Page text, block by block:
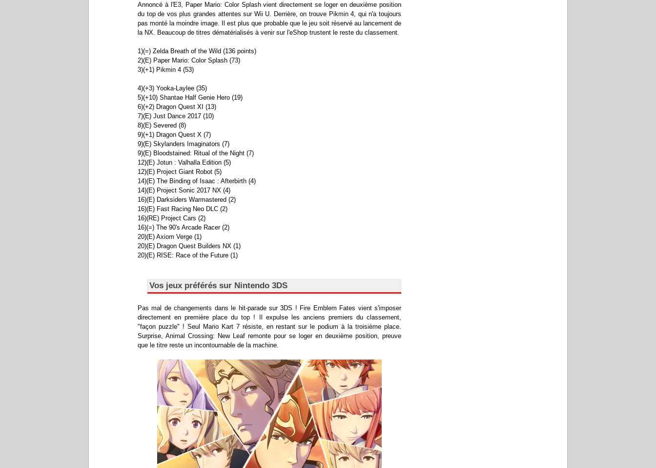
Annoncé à l'E3, Paper Mario: Color Splash vient directement se loger en deuxième position
du top de vos plus grandes attentes sur Wii U. Derrière, on trouve Pikmin 4, qui n'a toujours
pas monté la moindre image. Il est plus que probable que le jeu soit réservé au lancement de
la NX. Beaucoup de titres dématérialisés à venir sur l'eShop trustent le reste du classement.
1)(=) Zelda Breath of the Wild (136 points)
2)(E) Paper Mario: Color Splash (73)
3)(+1) Pikmin 4 (53)
4)(+3) Yooka-Laylee (35)
5)(+10) Shantae Half Genie Hero (19)
6)(+2) Dragon Quest XI (13)
7)(E) Just Dance 2017 (10)
8)(E) Severed (8)
9)(+1) Dragon Quest X (7)
9)(E) Skylanders Imaginators (7)
9)(E) Bloodstained: Ritual of the Night (7)
12)(E) Jotun : Valhalla Edition (5)
12)(E) Project Giant Robot (5)
14)(E) The Binding of Isaac : Afterbirth (4)
14)(E) Project Sonic 2017 NX (4)
16)(E) Darksiders Warmastered (2)
16)(E) Fast Racing Neo DLC (2)
16)(RE) Project Cars (2)
16)(=) The 90's Arcade Racer (2)
20)(E) Axiom Verge (1)
20)(E) Dragon Quest Builders NX (1)
20)(E) RISE: Race of the Future (1)
Vos jeux préférés sur Nintendo 3DS
Pas mal de changements dans le hit-parade sur 3DS ! Fire Emblem Fates vient s'imposer
directement en première place du top ! Il expulse les anciens premiers du classement,
"façon puzzle" ! Seul Mario Kart 7 résiste, en restant sur le podium à la troisième place.
Surprise, Animal Crossing: New Leaf remonte pour se loger en deuxième position, preuve
que le titre reste un incontournable de la machine.